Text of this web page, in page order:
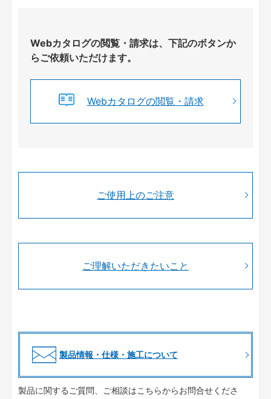
Webカタログの閲覧・請求は、下記のボタンか
らご依頼いただけます。
Webカタログの閲覧・請求
ご使用上のご注意
ご理解いただきたいこと
製品情報・仕様・施工について
製品に関するご質問、ご相談はこちらからお問合せくださ